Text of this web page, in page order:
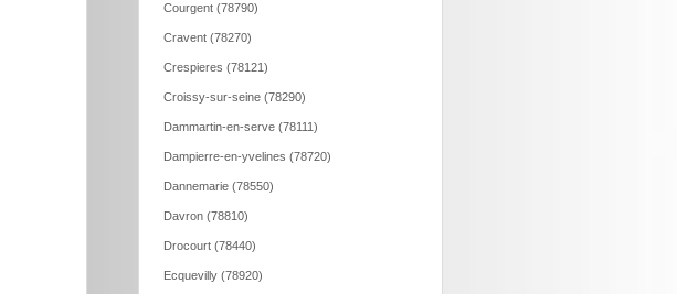
Courgent (78790)
Cravent (78270)
Crespieres (78121)
Croissy-sur-seine (78290)
Dammartin-en-serve (78111)
Dampierre-en-yvelines (78720)
Dannemarie (78550)
Davron (78810)
Drocourt (78440)
Ecquevilly (78920)